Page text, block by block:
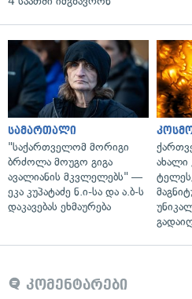
სამართალი
"საქართველომ მორიგი
ბრძოლა მოუგო გიგა
ავალიანის მკვლელებს" —
ეკა კუპატაძე ნ.ი-სა და ა.ბ-ს
დაკავებას ეხმაურება
ახალი
კომენტარები